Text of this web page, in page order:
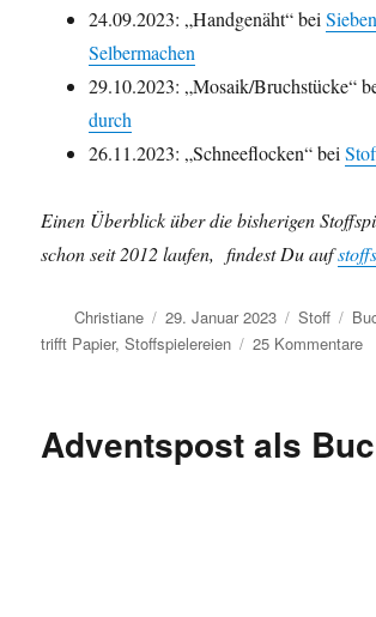
24.09.2023: „Handgenäht“ bei
Selbermachen
29.10.2023: „Mosaik/Bruchstücke“
durch
26.11.2023: „Schneeflocken“ bei
Einen Überblick über die bisherigen
schon seit 2012 laufen, findest Du auf
Autor
Christiane
Veröffentlicht
am
29. Januar 2023 Kategorien
Stoff
trifft Papier,Stoffspielereien 25 Kommentarezu
Adventspost als